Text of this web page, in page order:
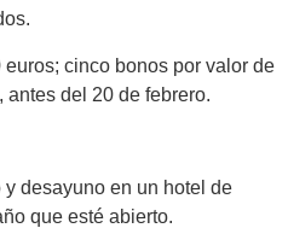
cinco bonos por valor de
del 20 de febrero.
desayuno en un hotel de
que esté abierto.